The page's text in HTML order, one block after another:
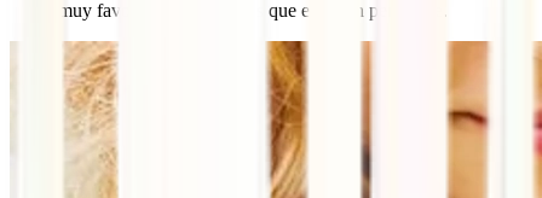
muy favorables, no tendrás que estar tan pendiente.